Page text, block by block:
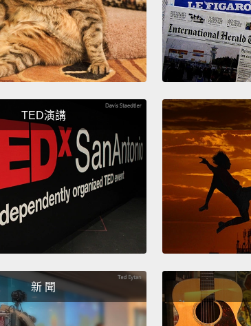
TED演講
新 聞